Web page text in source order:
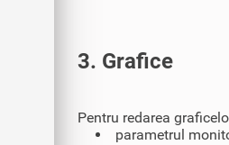
3. Grafice
Pentru redarea
parametrul